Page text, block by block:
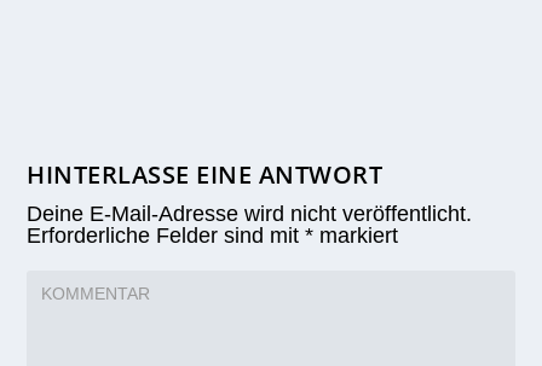
HINTERLASSE EINE ANTWORT
Deine E-Mail-Adresse wird nicht veröffentlicht.
Erforderliche Felder sind mit* markiert